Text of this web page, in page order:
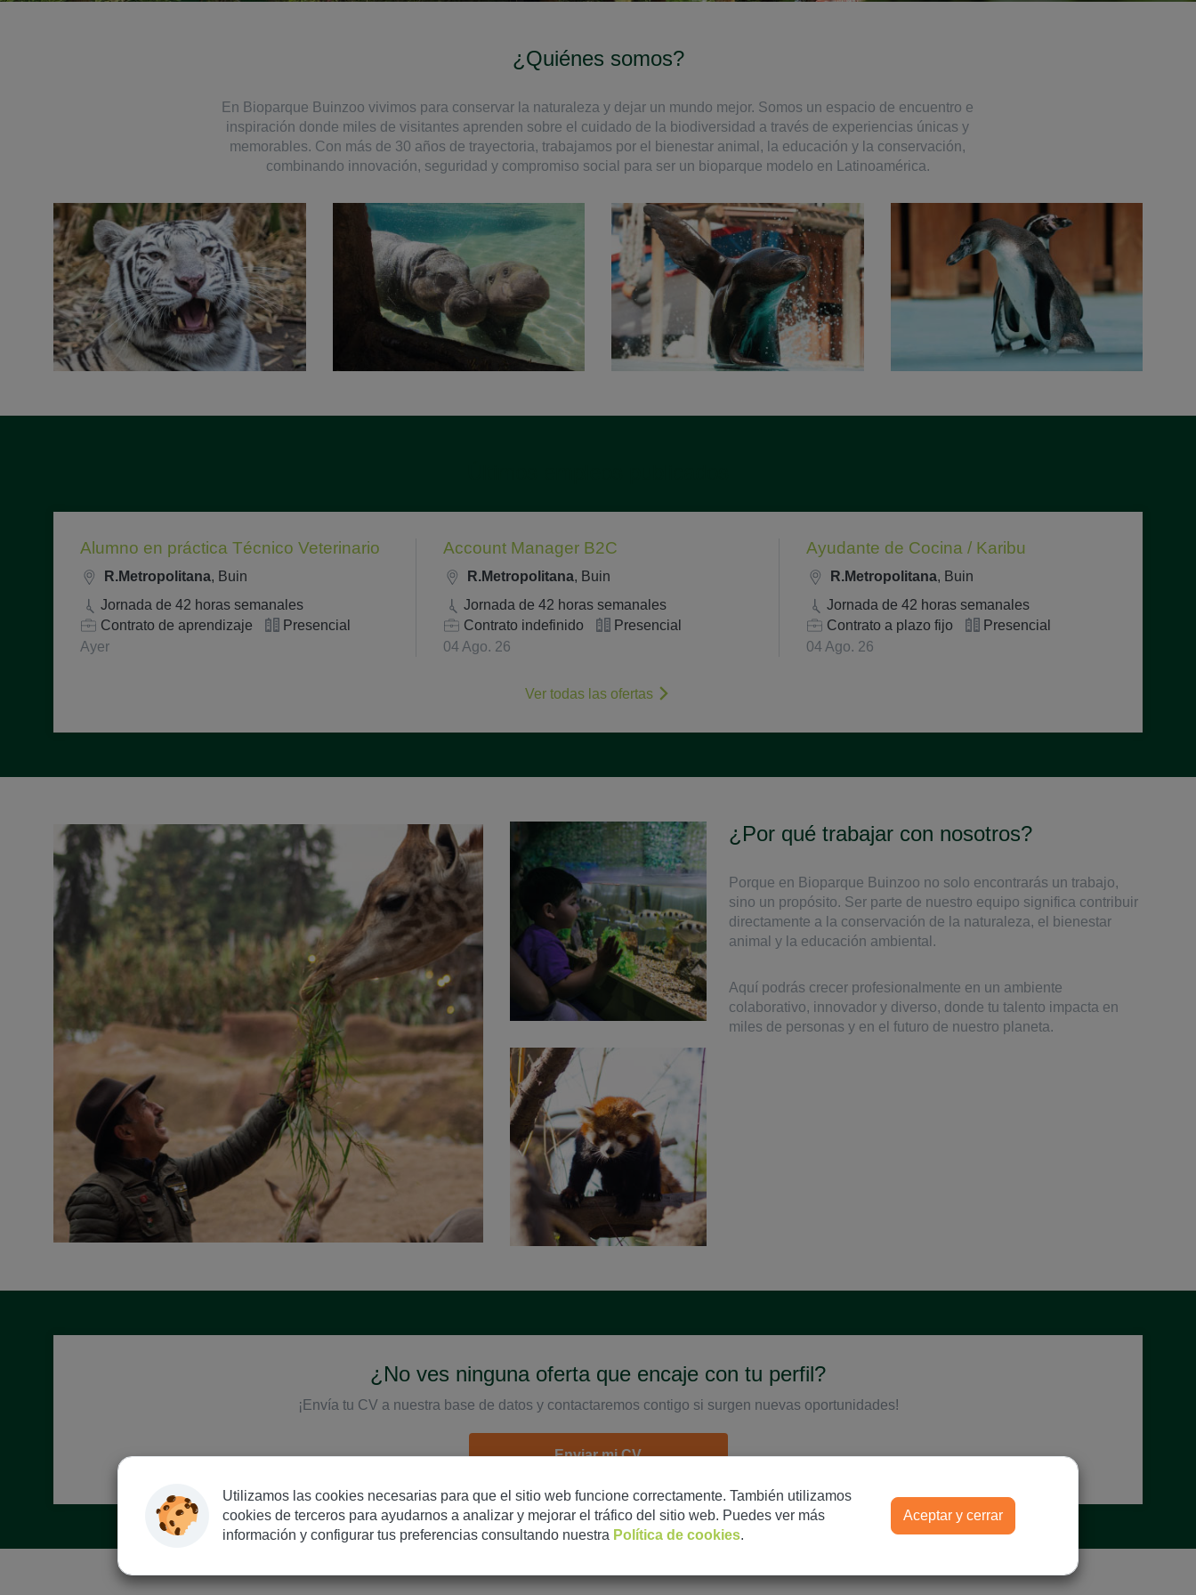
¿Quiénes somos?
En Bioparque Buinzoo vivimos para conservar la naturaleza y dejar un mundo mejor. Somos un espacio de encuentro e
inspiración donde miles de visitantes aprenden sobre el cuidado de la biodiversidad a través de experiencias únicas y
memorables. Con más de 30 años de trayectoria, trabajamos por el bienestar animal, la educación y la conservación,
combinando innovación, seguridad y compromiso social para ser un bioparque modelo en Latinoamérica.
Alumno en práctica Técnico Veterinario
R.Metropolitana, Buin
Jornada de 42 horas semanales
Contrato de aprendizaje
Presencial
Ayer
Account Manager B2C
R.Metropolitana, Buin
Jornada de 42 horas semanales
Contrato indefinido
Presencial
04 Ago. 26
Ayudante de Cocina / Karibu
R.Metropolitana, Buin
Jornada de 42 horas semanales
Contrato a plazo fijo
Presencial
04 Ago. 26
Ver todas las ofertas
¿Por qué trabajar con nosotros?
Porque en Bioparque Buinzoo no solo encontrarás un trabajo,
sino un propósito. Ser parte de nuestro equipo significa contribuir
directamente a la conservación de la naturaleza, el bienestar
animal y la educación ambiental.
Aquí podrás crecer profesionalmente en un ambiente
colaborativo, innovador y diverso, donde tu talento impacta en
miles de personas y en el futuro de nuestro planeta.
¿No ves ninguna oferta que encaje con tu perfil?
¡Envía tu CV a nuestra base de datos y contactaremos contigo si surgen nuevas oportunidades!
Enviar mi CV
Utilizamos las cookies necesarias para que el sitio web funcione correctamente. También utilizamos
cookies de terceros para ayudarnos a analizar y mejorar el tráfico del sitio web. Puedes ver más
información y configurar tus preferencias consultando nuestra Política de cookies.
Aceptar y cerrar